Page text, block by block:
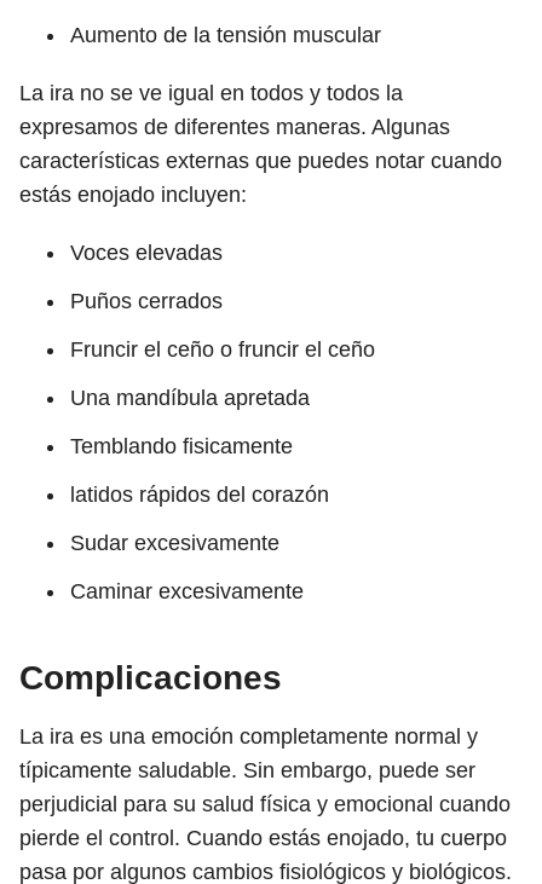
Aumento de la tensión muscular
La ira no se ve igual en todos y todos la
expresamos de diferentes maneras. Algunas
características externas que puedes notar cuando
estás enojado incluyen:
Voces elevadas
Puños cerrados
Fruncir el ceño o fruncir el ceño
Una mandíbula apretada
Temblando fisicamente
latidos rápidos del corazón
Sudar excesivamente
Caminar excesivamente
Complicaciones
La ira es una emoción completamente normal y
típicamente saludable. Sin embargo, puede ser
perjudicial para su salud física y emocional cuando
pierde el control. Cuando estás enojado, tu cuerpo
pasa por algunos cambios fisiológicos y biológicos.